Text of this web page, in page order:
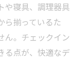
や寝具、調理器具
ら揃っているた
ん。チェックイン
る点が、快適なデ